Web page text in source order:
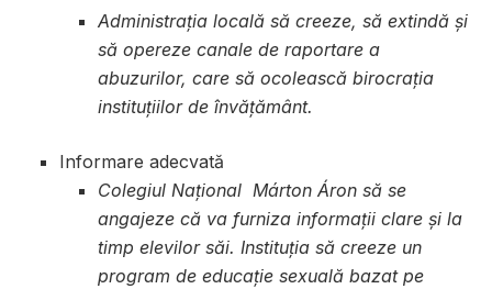
Administrația locală să creeze, să extindă și
să opereze canale de raportare a
abuzurilor, care să ocolească birocrația
instituțiilor de învățământ.
Informare adecvată
Colegiul Național Márton Áron să se
angajeze că va furniza informații clare și la
timp elevilor săi. Instituția să creeze un
program de educație sexuală bazat pe